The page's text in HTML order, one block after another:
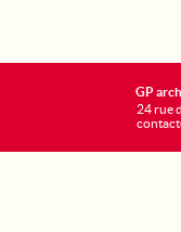
GP
24 rue